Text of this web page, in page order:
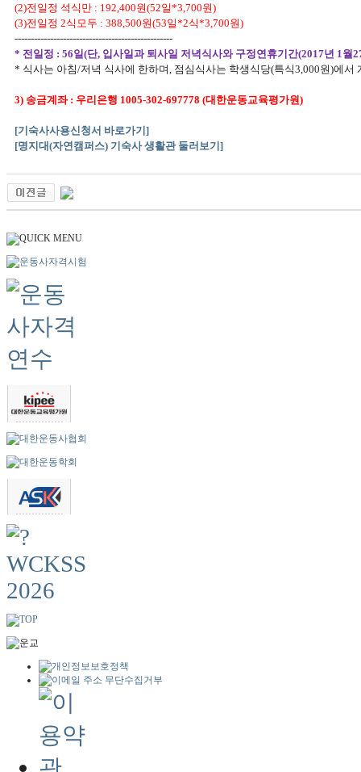
(2)전일정 석식만 : 192,400원(52일*3,700원)
(3)전일정 2식모두 : 388,500원(53일*2식*3,700원)
-------------------------------------------------
* 전일정 : 56일(단, 입사일과 퇴사일 저녁식사와 구정연휴기간(2017년 1월
* 식사는 아침/저녁 식사에 한하며, 점심식사는 학생식당(특식3,000원)에서
3) 송금계좌 : 우리은행 1005-302-697778 (대한운동교육평가원)
[기숙사사용신청서 바로가기]
[명지대(자연캠퍼스) 기숙사 생활관 둘러보기]